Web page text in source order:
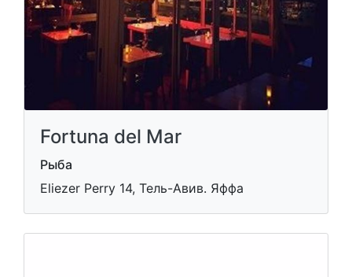
Fortuna del Mar
Рыба
Eliezer Perry 14, Тель-Авив. Яффа